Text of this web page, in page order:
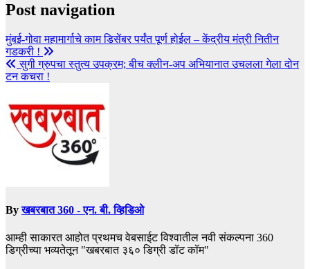
Post navigation
मुंबई-गोवा महामार्गाचे काम डिसेंबर पर्यंत पूर्ण होईल – केंद्रीय मंत्री नितीन
गडकरी !
सुगी ग्रुपचा स्तुत्य उपक्रम; बीच क्लीन-अप अभियानात उचलला गेला दोन‌
टन कचरा !
Byखबरबात 360 - एन. बी. व्हिडिओ
आम्ही साकारत आहोत प्रथमच वेबसाईट विश्वातील नवी संकल्पना 360
डिग्रीच्या भव्यतेतून "खबरबात ३६० डिग्री डॉट कॉम"